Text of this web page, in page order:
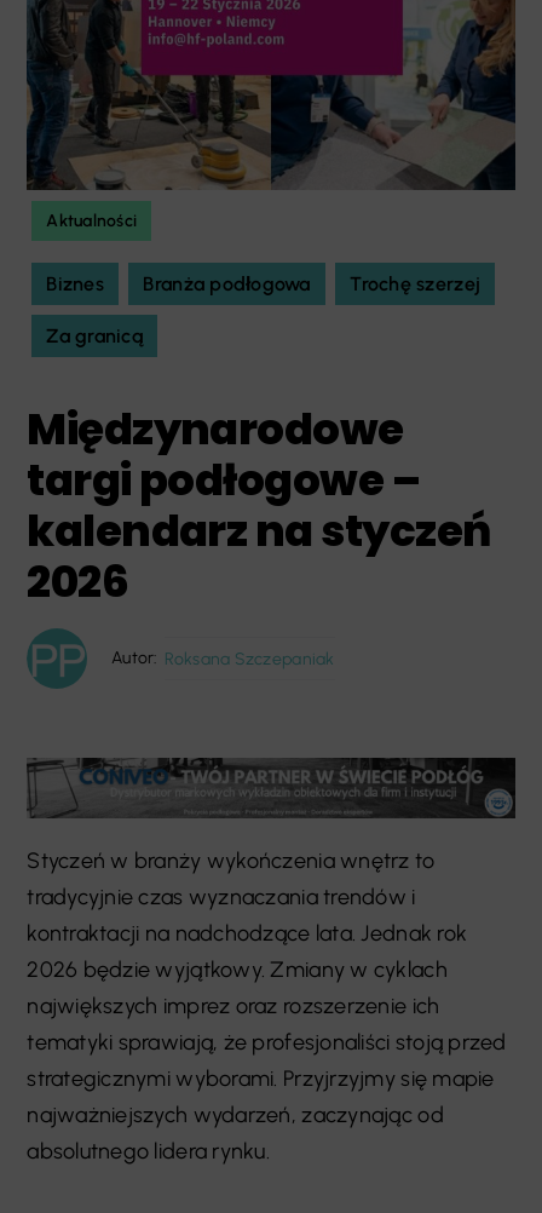
Aktualności
Biznes Branża podłogowa Trochę szerzej
Za granicą
Międzynarodowe
targi podłogowe –
kalendarz na styczeń
2026
Autor: Roksana Szczepaniak
Styczeń w branży wykończenia wnętrz to
tradycyjnie czas wyznaczania trendów i
kontraktacji na nadchodzące lata. Jednak rok
2026 będzie wyjątkowy. Zmiany w cyklach
największych imprez oraz rozszerzenie ich
tematyki sprawiają, że profesjonaliści stoją przed
strategicznymi wyborami. Przyjrzyjmy się mapie
najważniejszych wydarzeń, zaczynając od
absolutnego lidera rynku.